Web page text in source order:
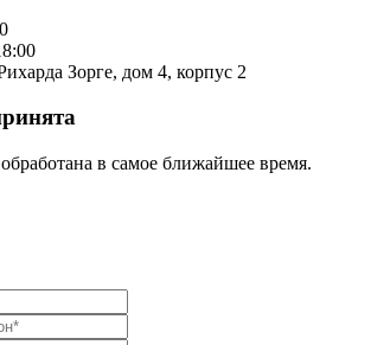
Зорге, дом 4, корпус 2
в самое ближайшее время.